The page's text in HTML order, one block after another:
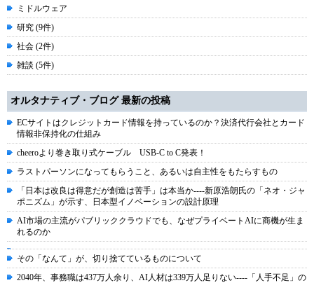
ミドルウェア
研究 (9件)
社会 (2件)
雑談 (5件)
オルタナティブ・ブログ 最新の投稿
ECサイトはクレジットカード情報を持っているのか？決済代行会社とカード
情報非保持化の仕組み
cheeroより巻き取り式ケーブル USB-C to C発表！
ラストパーソンになってもらうこと、あるいは自主性をもたらすもの
「日本は改良は得意だが創造は苦手」は本当か----新原浩朗氏の「ネオ・ジャ
ポニズム」が示す、日本型イノベーションの設計原理
AI市場の主流がパブリッククラウドでも、なぜプライベートAIに商機が生ま
れるのか
その「なんて」が、切り捨てているものについて
2040年、事務職は437万人余り、AI人材は339万人足りない----「人手不足」の